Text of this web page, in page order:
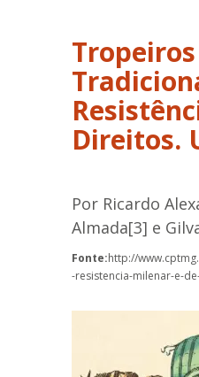
Direitos.
Por Ricardo
Almada[3] e
Fonte:http://
-resistencia-milenar-e-